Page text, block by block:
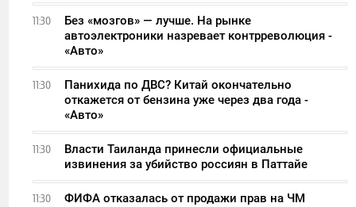
11:30
Без «мозгов» — лучше. На рынке
автоэлектроники назревает контрреволюция -
«Авто»
11:30
Панихида по ДВС? Китай окончательно
откажется от бензина уже через два года -
«Авто»
11:30
Власти Таиланда принесли официальные
извинения за убийство россиян в Паттайе
11:30 ФИФА отказалась от продажи прав на ЧМ